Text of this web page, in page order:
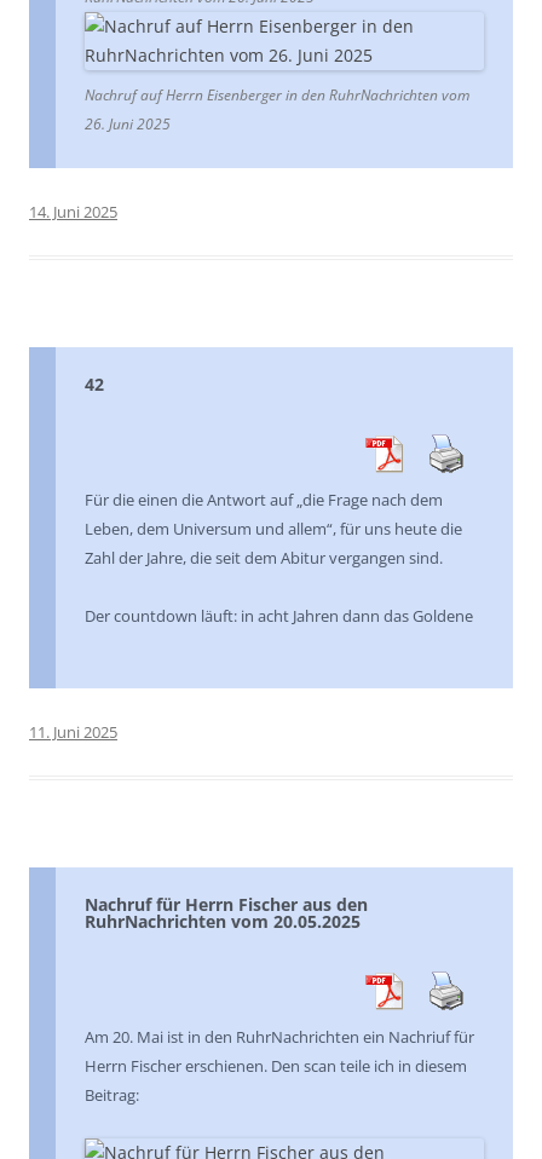
Nachruf auf Herrn Eisenberger in den RuhrNachrichten vom
26. Juni 2025
14. Juni 2025
42
Für die einen die Antwort auf „die Frage nach dem
Leben, dem Universum und allem“, für uns heute die
Zahl der Jahre, die seit dem Abitur vergangen sind.
Der countdown läuft: in acht Jahren dann das Goldene
11. Juni 2025
Nachruf für Herrn Fischer aus den
RuhrNachrichten vom 20.05.2025
Am 20. Mai ist in den RuhrNachrichten ein Nachriuf für
Herrn Fischer erschienen. Den scan teile ich in diesem
Beitrag: